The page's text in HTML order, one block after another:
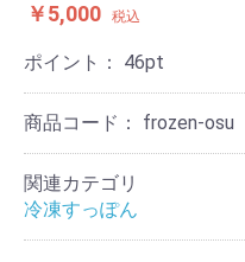
￥5,000 税込
ポイント： 46pt
商品コード： frozen-osu
関連カテゴリ
冷凍すっぽん